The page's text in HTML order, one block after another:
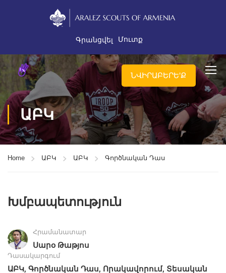
Գրանցվել Մուտք
ՆՎԻՐԱԲԵՐԵ'Ք
ԱԲԿ
Home ԱԲԿ ԱԲԿ Գործնական Դաս
Խմբապետություն
Հրամանատար
Սարօ Թաթյոս
Դասակարգում
ԱԲԿ, Գործնական Դաս, Որակավորում, Տեսական